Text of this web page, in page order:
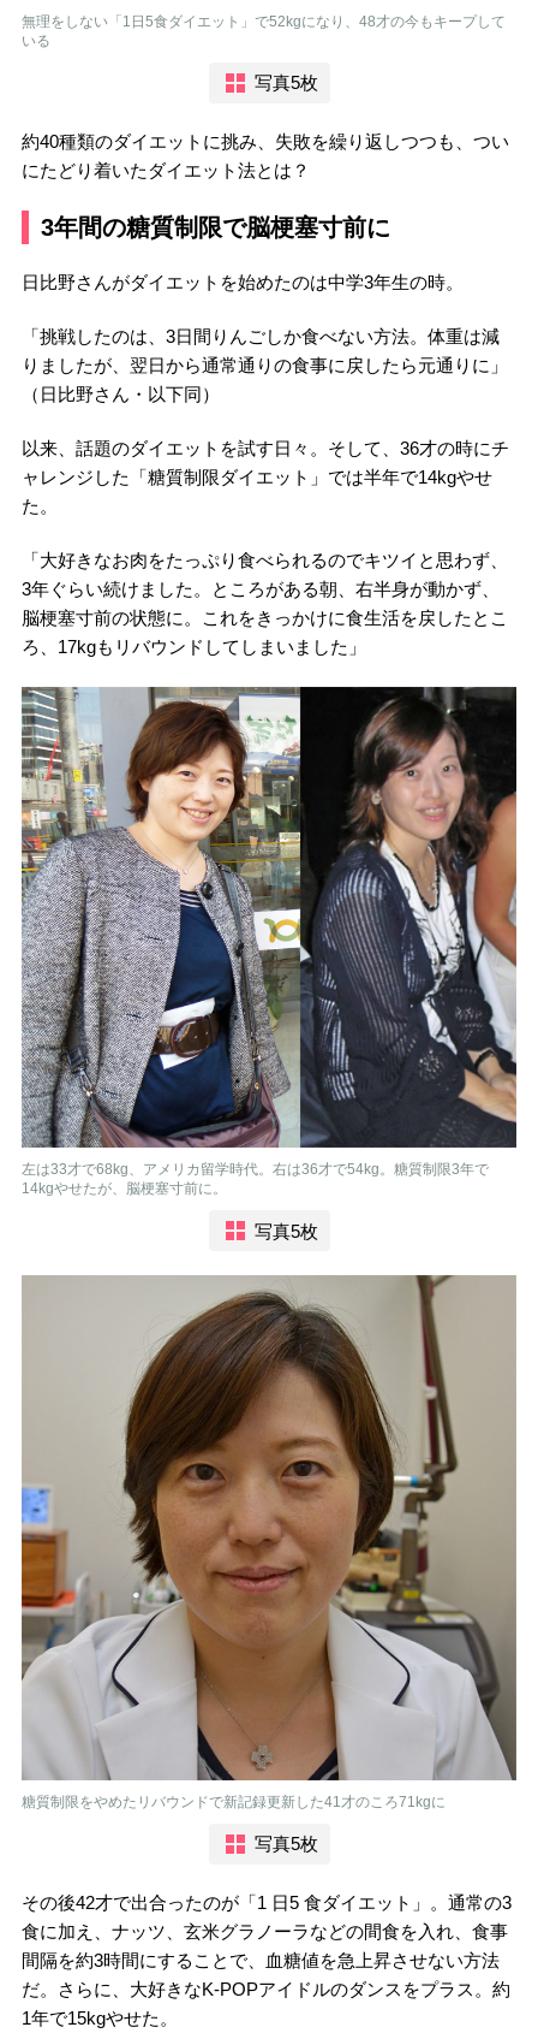
無理をしない「1日5食ダイエット」で52kgになり、48才の今もキープして
いる
写真5枚
約40種類のダイエットに挑み、失敗を繰り返しつつも、つい
にたどり着いたダイエット法とは？
3年間の糖質制限で脳梗塞寸前に
日比野さんがダイエットを始めたのは中学3年生の時。
「挑戦したのは、3日間りんごしか食べない方法。体重は減
りましたが、翌日から通常通りの食事に戻したら元通りに」
（日比野さん・以下同）
以来、話題のダイエットを試す日々。そして、36才の時にチ
ャレンジした「糖質制限ダイエット」では半年で14kgやせ
た。
「大好きなお肉をたっぷり食べられるのでキツイと思わず、
3年ぐらい続けました。ところがある朝、右半身が動かず、
脳梗塞寸前の状態に。これをきっかけに食生活を戻したとこ
ろ、17kgもリバウンドしてしまいました」
左は33才で68kg、アメリカ留学時代。右は36才で54kg。糖質制限3年で
14kgやせたが、脳梗塞寸前に。
写真5枚
糖質制限をやめたリバウンドで新記録更新した41才のころ71kgに
写真5枚
その後42才で出合ったのが「1 日5 食ダイエット」。通常の3
食に加え、ナッツ、玄米グラノーラなどの間食を入れ、食事
間隔を約3時間にすることで、血糖値を急上昇させない方法
だ。さらに、大好きなK-POPアイドルのダンスをプラス。約
1年で15kgやせた。